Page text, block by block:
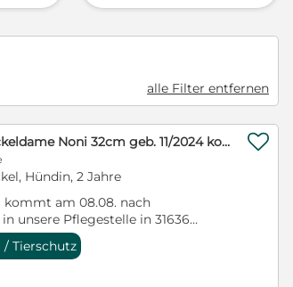
alle Filter entfernen
Langhaardackeldame Noni 32cm geb. 11/2024 kommt am 01.08. in unsere Pflegestelle
Hündin, 2 Jahre
kommt am 08.08. nach
unsere Pflegestelle in 31636
rufen Sie schon an. Noni im Video:
shorts/l0DJqjDFVFU?

/ Tierschutz